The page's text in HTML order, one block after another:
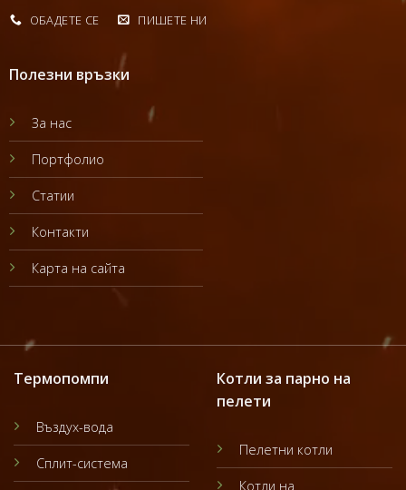
ОБАДЕТЕ СЕ ПИШЕТЕ НИ
Полезни връзки
За нас
Портфолио
Статии
Контакти
Карта на сайта
Термопомпи
Въздух-вода
Сплит-система
Котли за парно на
пелети
Пелетни котли
Котли на